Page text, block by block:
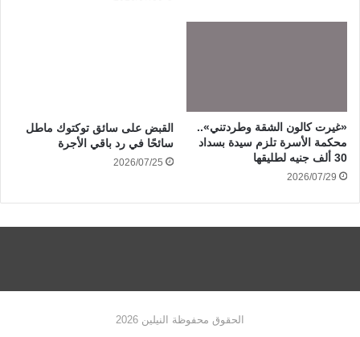
«غيرت كالون الشقة وطردتني»..
محكمة الأسرة تلزم سيدة بسداد
30 ألف جنيه لطليقها
2026/07/29
القبض على سائق توكتوك ماطل
سائحًا في رد باقي الأجرة
2026/07/25
الحقوق محفوظة النيلين 2026